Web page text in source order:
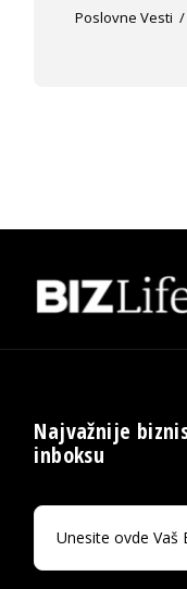
Poslovne Vesti
Najvažnije
inboksu